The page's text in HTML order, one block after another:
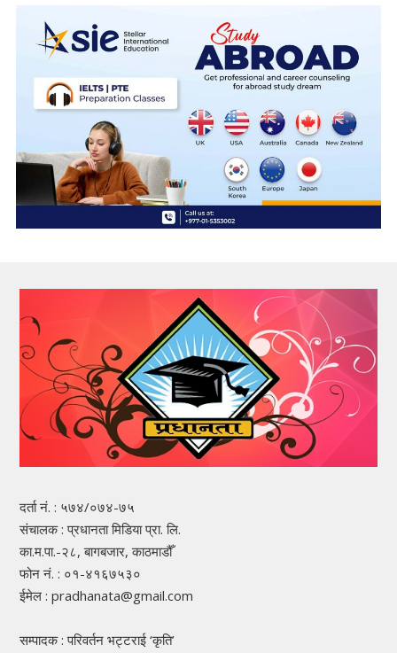
दर्ता नं. : ५७४/०७४-७५
संचालक : प्रधानता मिडिया प्रा. लि.
का.म.पा.-२८, बागबजार, काठमाडौँ
फोन नं. : ०१-४१६७५३०
ईमेल : pradhanata@gmail.com
सम्पादक : परिवर्तन भट्टराई ‘कृति’